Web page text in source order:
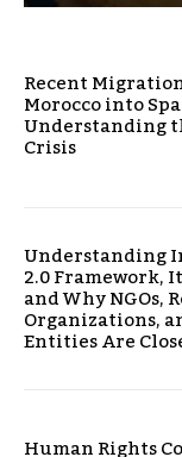
Recent
Morocco into
Understanding
Crisis
Understanding
2.0 Framework,
and Why NGOs,
Organizations,
Entities Are
Human Rights